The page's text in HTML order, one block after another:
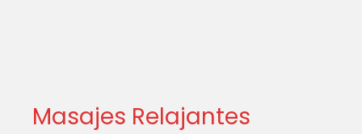
Masajes Relajantes